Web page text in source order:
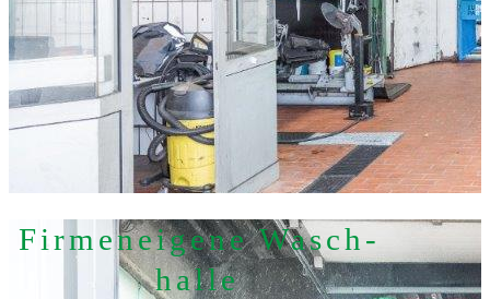
Firmen­eigene Wasch­
halle